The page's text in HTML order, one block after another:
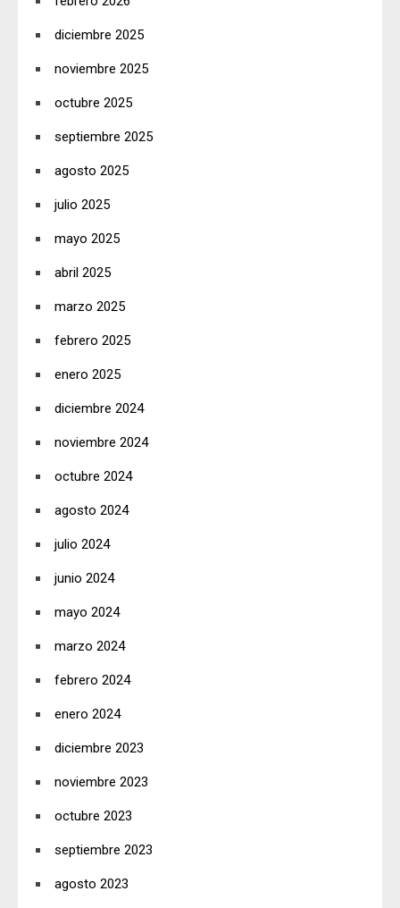
diciembre 2025
noviembre 2025
octubre 2025
septiembre 2025
agosto 2025
julio 2025
mayo 2025
abril 2025
marzo 2025
febrero 2025
enero 2025
diciembre 2024
noviembre 2024
octubre 2024
agosto 2024
julio 2024
junio 2024
mayo 2024
marzo 2024
febrero 2024
enero 2024
diciembre 2023
noviembre 2023
octubre 2023
septiembre 2023
agosto 2023